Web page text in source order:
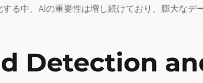
る中、AIの重要性は増し続けており、膨大なデ